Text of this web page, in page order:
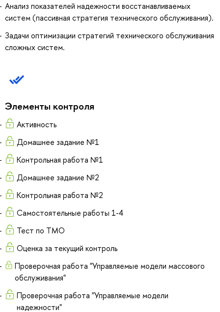
Анализ показателей надежности восстанавливаемых
систем (пассивная стратегия технического обслуживания).
Задачи оптимизации стратегий технического обслуживания
сложных систем.
Элементы контроля
Активность
Домашнее задание №1
Контрольная работа №1
Домашнее задание №2
Контрольная работа №2
Самостоятельные работы 1-4
Тест по ТМО
Оценка за текущий контроль
Проверочная работа "Управляемые модели массового
обслуживания"
Проверочная работа "Управляемые модели
надежности"